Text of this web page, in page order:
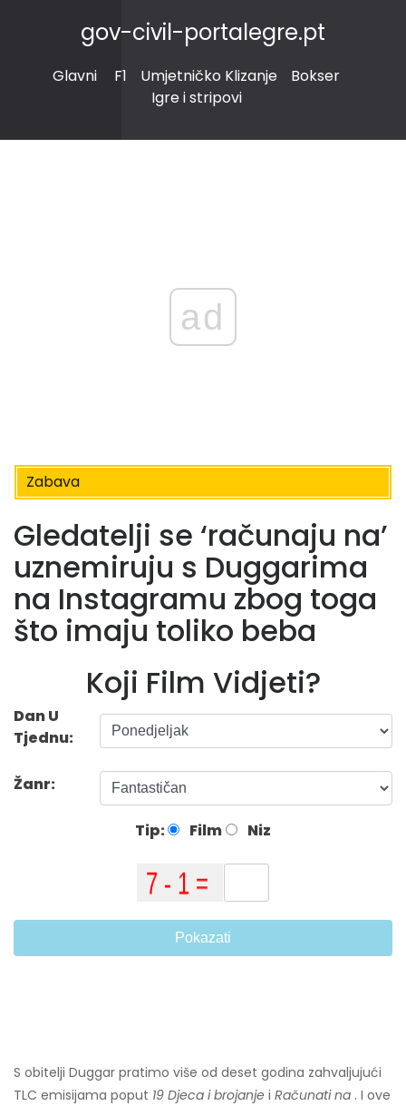
gov-civil-portalegre.pt
Glavni F1 Umjetničko Klizanje
Bokser
Igre i stripovi
ad
Zabava
Gledatelji se ‘računaju na’
uznemiruju s Duggarima
na Instagramu zbog toga
što imaju toliko beba
Koji Film Vidjeti?
Dan U
Tjednu:
Žanr:
Tip: Film Niz
Pokazati
S obitelji Duggar pratimo više od deset godina zahvaljujući
TLC emisijama poput 19 Djeca i brojanje i Računati na . I ove